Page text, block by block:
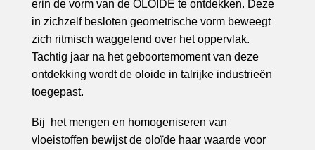
erin de vorm van de OLOÏDE te ontdekken. Deze
in zichzelf besloten geometrische vorm beweegt
zich ritmisch waggelend over het oppervlak.
Tachtig jaar na het geboortemoment van deze
ontdekking wordt de oloide in talrijke industrieën
toegepast.
Bij het mengen en homogeniseren van
vloeistoffen bewijst de oloïde haar waarde voor